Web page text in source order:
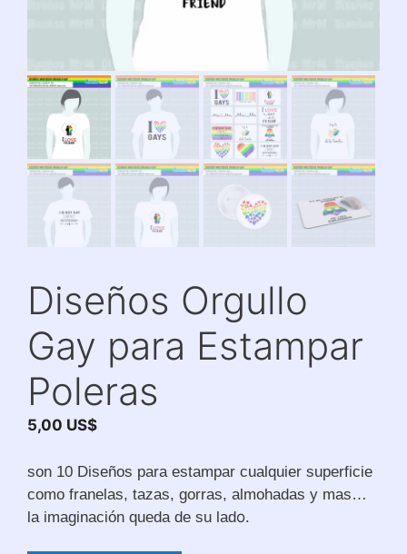
Diseños Orgullo
Gay para Estampar
Poleras
5,00 US$
son 10 Diseños para estampar cualquier superficie
como franelas, tazas, gorras, almohadas y mas…
la imaginación queda de su lado.